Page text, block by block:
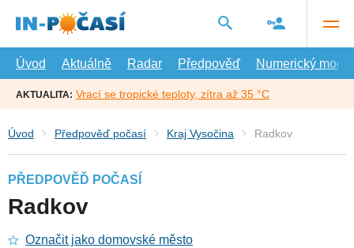
hlavní
Úvod
Aktuálně Radar Předpověď Numerický model
AKTUALITA: Vrací se tropické teploty, zítra až 35 °C
Úvod Předpověď počasí Kraj Vysočina Radkov
PŘEDPOVĚĎ POČASÍ
Radkov
Označit jako domovské město